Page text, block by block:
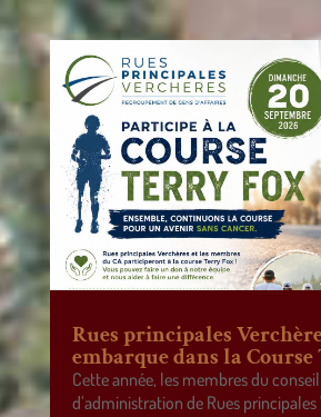
Rues principales
embarque dans la
Cette année, les membres du conseil
d’administration de Rues